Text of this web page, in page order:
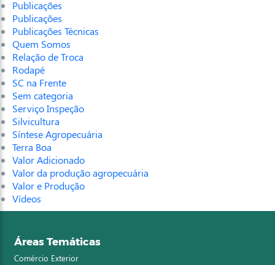
Publicações
Publicações
Publicações Técnicas
Quem Somos
Relação de Troca
Rodapé
SC na Frente
Sem categoria
Serviço Inspeção
Silvicultura
Síntese Agropecuária
Terra Boa
Valor Adicionado
Valor da produção agropecuária
Valor e Produção
Vídeos
Áreas Temáticas
Comércio Exterior